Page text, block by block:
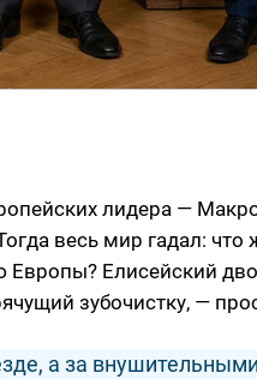
лидера —
весь мир гадал:
Европы? Елисейский
зубочистку, —
а за